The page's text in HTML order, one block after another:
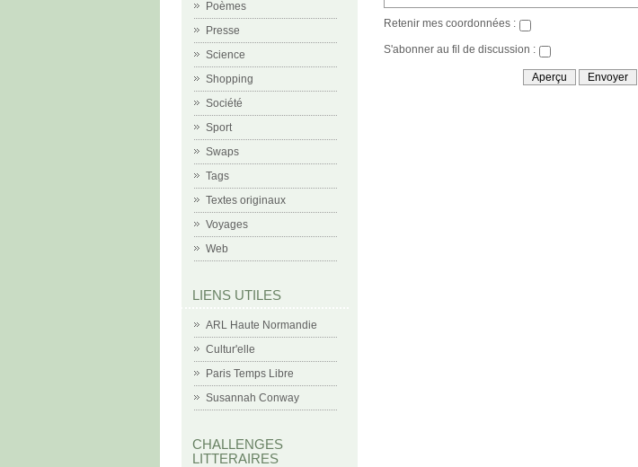
Poèmes
Presse
Science
Shopping
Société
Sport
Swaps
Tags
Textes originaux
Voyages
Web
LIENS UTILES
ARL Haute Normandie
Cultur'elle
Paris Temps Libre
Susannah Conway
CHALLENGES
LITTERAIRES
Retenir mes coordonnées :
S'abonner au fil de discussion :